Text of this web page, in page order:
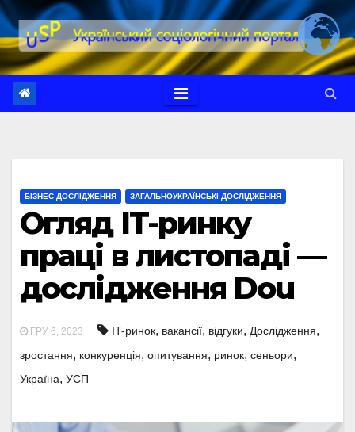
Перейти
до
вмісту
БІЗНЕС ДОСЛІДЖЕННЯ ЗАГАЛЬНОУКРАЇНСЬКІ ДОСЛІДЖЕННЯ
Огляд IT-ринку
праці в листопаді —
дослідження Dou
ГРУ 6, 2023 IT-ринок, вакансії, відгуки, Дослідження,
зростання, конкуренція, опитування, ринок, сеньори,
Україна, УСП